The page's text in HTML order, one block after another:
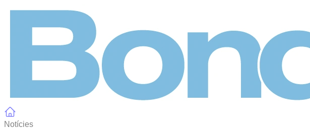
Notícies